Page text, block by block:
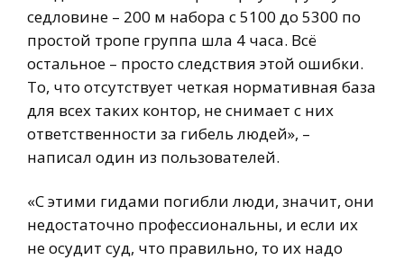
седловине – 200 м набора с 5100 до 5300 по
простой тропе группа шла 4 часа. Всё
остальное – просто следствия этой ошибки.
То, что отсутствует четкая нормативная база
для всех таких контор, не снимает с них
ответственности за гибель людей», –
написал один из пользователей.
«С этими гидами погибли люди, значит, они
недостаточно профессиональны, и если их
не осудит суд, что правильно, то их надо